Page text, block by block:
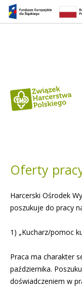
Oferty
Harcerski Ośrodek
poszukuje do pracy
1) „Kucharz/pomoc
Praca ma charakter
października.
doświadczeniem w